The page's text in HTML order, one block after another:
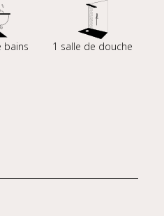
bains 1 salle de douche